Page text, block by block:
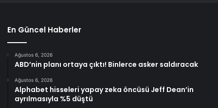
En Güncel Haberler
Ağustos 6, 2026
ABD’nin planı ortaya çıktı! Binlerce asker saldıracak
Ağustos 6, 2026
Alphabet hisseleri yapay zeka öncüsü Jeff Dean’in
ayrılmasıyla %5 düştü